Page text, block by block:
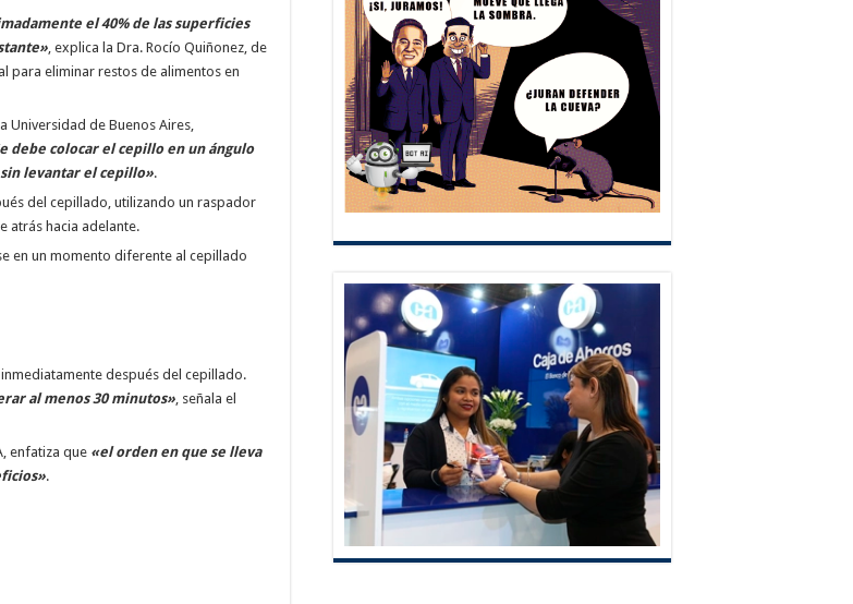
el 40% de las superficies
, explica la Dra. Rocío Quiñonez, de
para eliminar restos de alimentos en
Universidad de Buenos Aires,
debe colocar el cepillo en un ángulo
sin levantar el cepillo».
del cepillado, utilizando un raspador
atrás hacia adelante.
en un momento diferente al cepillado
después del cepillado.
al menos 30 minutos», señala el
enfatiza que «el orden en que se lleva
.